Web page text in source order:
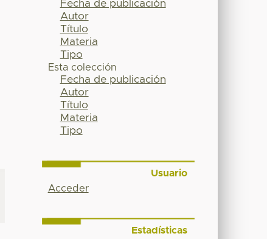
Fecha de publicación
Autor
Título
Materia
Tipo
Esta colección
Fecha de publicación
Autor
Título
Materia
Tipo
Usuario
Acceder
Estadísticas